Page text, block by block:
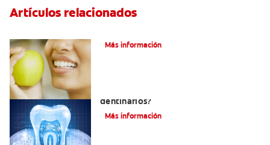
Artículos relacionados
Más información
dentinarios?
Más información